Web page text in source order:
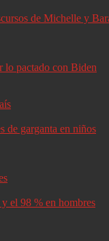
de Michelle y
lo pactado con Biden
de garganta en niños
el 98 % en hombres